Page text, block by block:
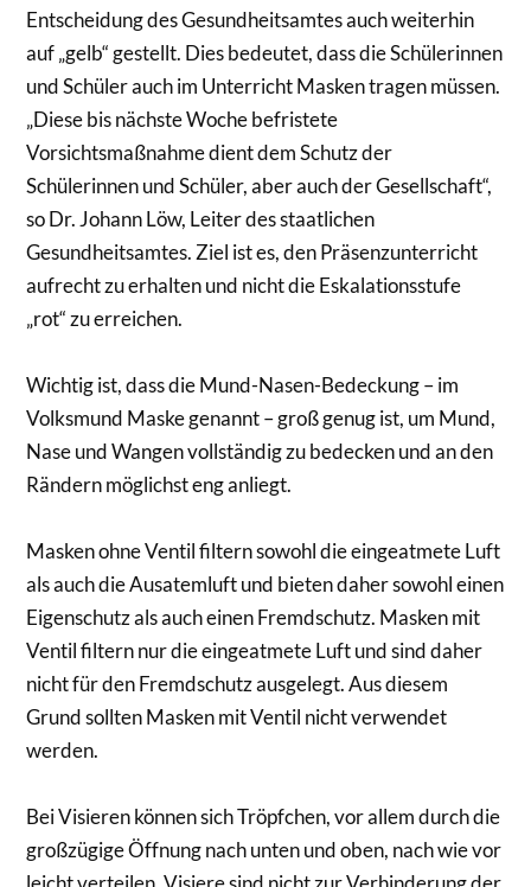
Entscheidung des Gesundheitsamtes auch weiterhin
auf „gelb“ gestellt. Dies bedeutet, dass die Schülerinnen
und Schüler auch im Unterricht Masken tragen müssen.
„Diese bis nächste Woche befristete
Vorsichtsmaßnahme dient dem Schutz der
Schülerinnen und Schüler, aber auch der Gesellschaft“,
so Dr. Johann Löw, Leiter des staatlichen
Gesundheitsamtes. Ziel ist es, den Präsenzunterricht
aufrecht zu erhalten und nicht die Eskalationsstufe
„rot“ zu erreichen.
Wichtig ist, dass die Mund-Nasen-Bedeckung – im
Volksmund Maske genannt – groß genug ist, um Mund,
Nase und Wangen vollständig zu bedecken und an den
Rändern möglichst eng anliegt.
Masken ohne Ventil filtern sowohl die eingeatmete Luft
als auch die Ausatemluft und bieten daher sowohl einen
Eigenschutz als auch einen Fremdschutz. Masken mit
Ventil filtern nur die eingeatmete Luft und sind daher
nicht für den Fremdschutz ausgelegt. Aus diesem
Grund sollten Masken mit Ventil nicht verwendet
werden.
Bei Visieren können sich Tröpfchen, vor allem durch die
großzügige Öffnung nach unten und oben, nach wie vor